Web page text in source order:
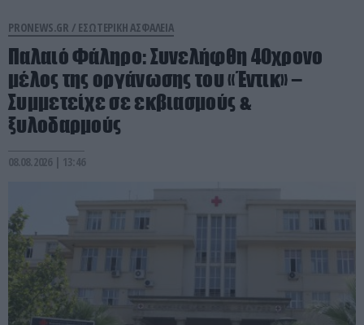
PRONEWS.GR / ΕΣΩΤΕΡΙΚΗ ΑΣΦΑΛΕΙΑ
Παλαιό Φάληρο: Συνελήφθη 40χρονο
μέλος της οργάνωσης του «Έντικ» –
Συμμετείχε σε εκβιασμούς &
ξυλοδαρμούς
08.08.2026 | 13:46